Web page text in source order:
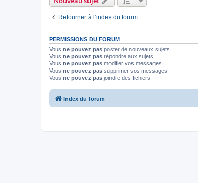
Retourner à l’index du forum
PERMISSIONS DU FORUM
Vous ne pouvez pas poster de nouveaux sujets
Vous ne pouvez pas répondre aux sujets
Vous ne pouvez pas modifier vos messages
Vous ne pouvez pas supprimer vos messages
Vous ne pouvez pas joindre des fichiers
Index du forum